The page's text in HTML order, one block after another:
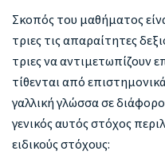
Σκοπός του μαθήματος
τριες τις απαραίτητες
τριες να αντιμετωπίζουν
τίθενται από
γαλλική γλώσσα σε
γενικός αυτός στόχος
ειδικούς στόχους: